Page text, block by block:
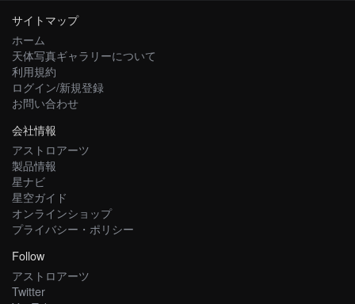
サイトマップ
ホーム
天体写真ギャラリーについて
利用規約
ログイン/新規登録
お問い合わせ
会社情報
アストロアーツ
製品情報
星ナビ
星空ガイド
オンラインショップ
プライバシー・ポリシー
Follow
アストロアーツ
Twitter